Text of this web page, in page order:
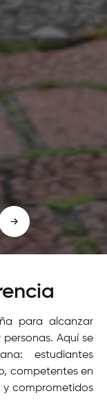
para alcanzar
Aquí se
estudiantes
competentes en
y comprometidos